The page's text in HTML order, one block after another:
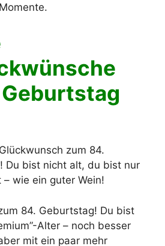
zum 84.
Du bist nicht alt, du bist nur
wie ein guter Wein!
84. Geburtstag! Du bist
Alter – noch besser
mit ein paar mehr